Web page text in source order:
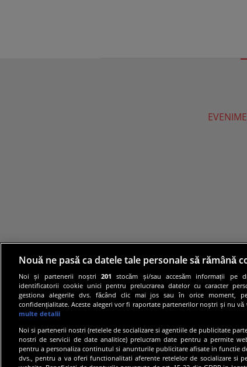
Nouă ne pasă ca datele tale personale să rămână
Noi și partenerii noștri201 stocăm și/sau accesăm informații pe
identificatorii cookie unici pentru prelucrarea datelor cu caracter
gestiona alegerile dvs. făcând clic mai jos sau în orice moment,
confidențialitate. Aceste alegeri vor fi raportate partenerilor noștri și nu vă
multe detalii
Noi si partenerii nostri (retelele de socializare si agentiile de publicitate
nostri de servicii de date analitice) prelucram date pentru a permite
pentru a personaliza continutul si anunturile publicitare afisate in functie
dvs., pentru a va oferi functionalitati aferente retelelor de socializare si